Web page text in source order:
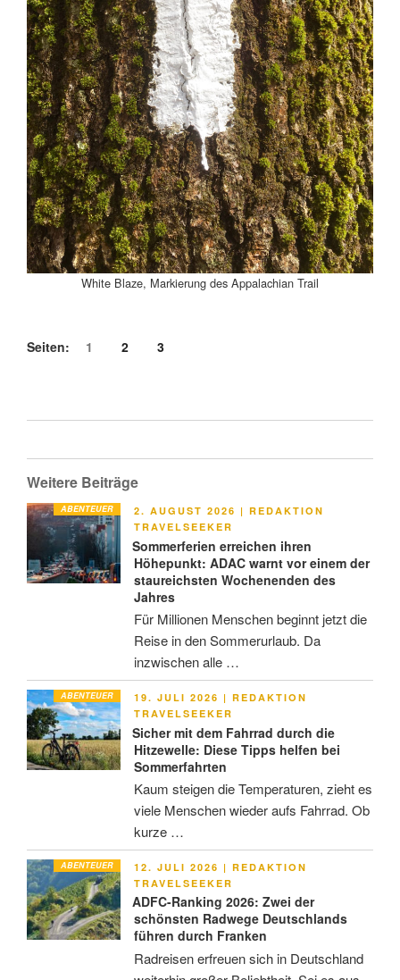
White Blaze, Markierung des Appalachian Trail
Seiten: 1 2 3
Weitere Beiträge
ABENTEUER
VERÖFFENTLICHT
AM
2. AUGUST 2026 | REDAKTION
TRAVELSEEKER
Sommerferien erreichen ihren
Höhepunkt: ADAC warnt vor einem der
staureichsten Wochenenden des
Jahres
Für Millionen Menschen beginnt jetzt die
Reise in den Sommerurlaub. Da
inzwischen alle …
ABENTEUER
VERÖFFENTLICHT
AM
19. JULI 2026 | REDAKTION
TRAVELSEEKER
Sicher mit dem Fahrrad durch die
Hitzewelle: Diese Tipps helfen bei
Sommerfahrten
Kaum steigen die Temperaturen, zieht es
viele Menschen wieder aufs Fahrrad. Ob
kurze …
ABENTEUER
VERÖFFENTLICHT
AM
12. JULI 2026 | REDAKTION
TRAVELSEEKER
ADFC-Ranking 2026: Zwei der
schönsten Radwege Deutschlands
führen durch Franken
Radreisen erfreuen sich in Deutschland